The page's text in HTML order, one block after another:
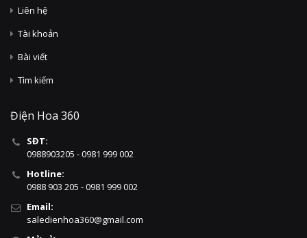
Liên hệ
Tài khoản
Bài viết
Tìm kiếm
Điện Hoa 360
SĐT:
0988903205 - 0981 999 002
Hotline:
0988 903 205 - 0981 999 002
Email:
saledienhoa360@gmail.com